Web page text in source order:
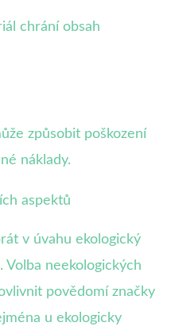
chrání obsah
způsobit poškození
náklady.
aspektů
v úvahu ekologický
Volba neekologických
povědomí značky
u ekologicky